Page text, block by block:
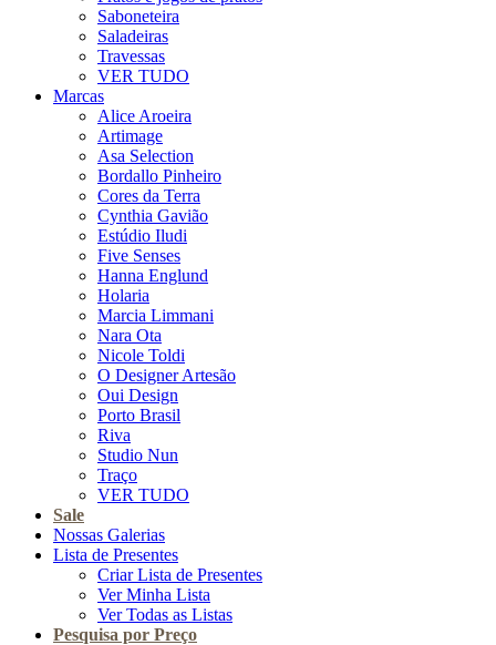
Saboneteira
Saladeiras
Travessas
VER TUDO
Marcas
Alice Aroeira
Artimage
Asa Selection
Bordallo Pinheiro
Cores da Terra
Cynthia Gavião
Estúdio Iludi
Five Senses
Hanna Englund
Holaria
Marcia Limmani
Nara Ota
Nicole Toldi
O Designer Artesão
Oui Design
Porto Brasil
Riva
Studio Nun
Traço
VER TUDO
Sale
Nossas Galerias
Lista de Presentes
Criar Lista de Presentes
Ver Minha Lista
Ver Todas as Listas
Pesquisa por Preço